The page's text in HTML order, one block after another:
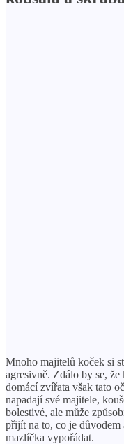
Mnoho majitelů koček si
agresivně. Zdálo by se,
domácí zvířata však tato
napadají své majitele,
bolestivé, ale může
přijít na to, co je důvodem
mazlíčka vypořádat.